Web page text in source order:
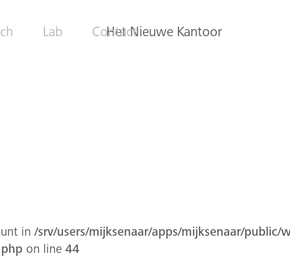
Lab Contact
Het Nieuwe Kantoor
in/srv/users/mijksenaar/apps/mijksenaar/public/
on line 44